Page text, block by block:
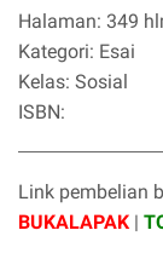
Halaman: 349
Kategori: Esai
Kelas: Sosial
ISBN:
Link pembelian
BUKALAPAK |